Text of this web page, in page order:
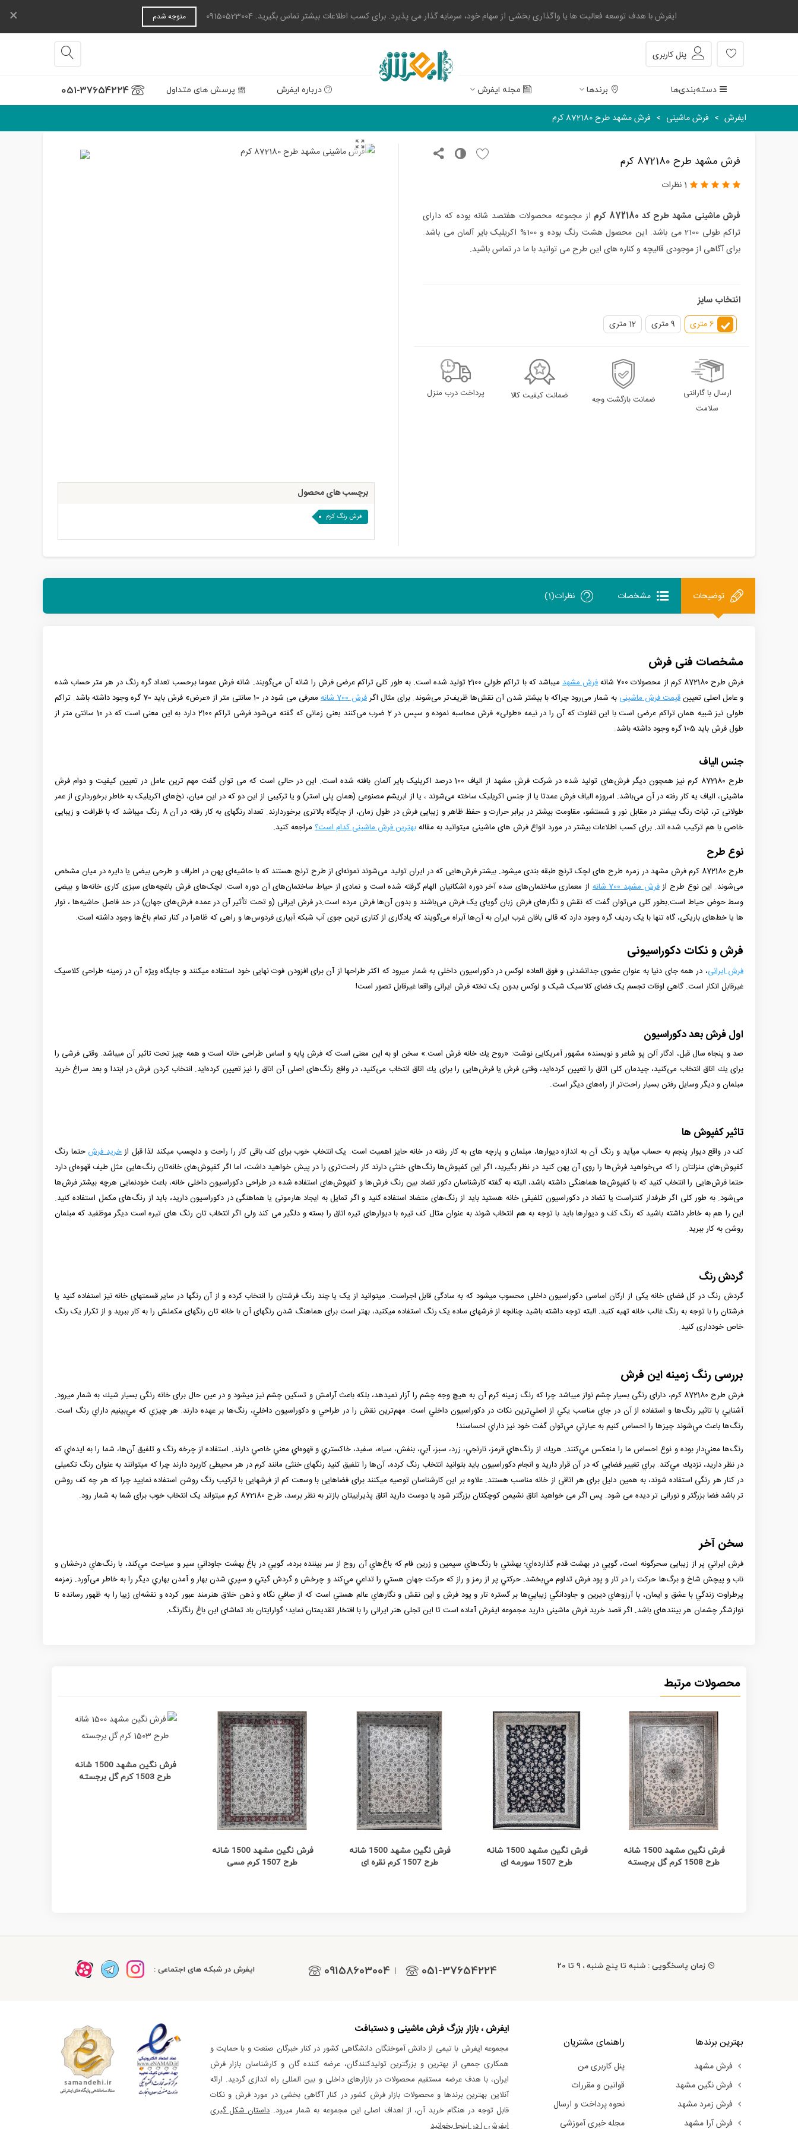
ایفرش با هدف توسعه فعالیت ها یا واگذاری بخشی از سهام خود، سرمایه گذار می پذیرد. برای کسب اطلاعات بیشتر تماس بگیرید. 09150523004 متوجه شدم ×
پنل کاربری
دسته‌بندی‌ها برندها مجله ایفرش درباره ایفرش پرسش های متداول 051-37654224
ایفرش > فرش ماشینی > فرش مشهد طرح 872180 کرم
برچسب های محصول
فرش رنگ کرم
فرش مشهد طرح 872180 کرم
1 نظرات
فرش ماشینی مشهد طرح کد 872180 کرم
از مجموعه محصولات هفتصد شانه بوده که دارای
تراکم طولی 2100 می باشد. این محصول هشت رنگ بوده و 100% اکریلیک بایر آلمان می باشد.
برای آگاهی از موجودی قالیچه و کناره های این طرح می توانید با ما در تماس باشید.
انتخاب سایز
6 متری 9 متری 12 متری
ارسال با گارانتی
سلامت
ضمانت بازگشت وجه ضمانت کیفیت کالا پرداخت درب منزل
توضیحات مشخصات نظرات(1)
مشخصات فنی فرش
فرش طرح 872180 کرم از محصولات 700 شانه فرش مشهدمی­باشد که با تراکم طولی 2100 تولید شده است.
به طور کلی تراکم عرضی فرش را شانه آن می‌گویند. شانه فرش عموما برحسب تعداد گره رنگ در هر متر حساب شده
و عامل اصلی تعیینقیمت فرش ماشینی به شمار می‌رود چراکه با بیشتر شدن آن نقش‌ها ظریف‌تر می‌شوند. برای مثال اگرفرش 700 شانه معرفی می شود در 10 سانتی متر از «عرض» فرش باید 70 گره وجود داشته باشد.
تراکم
طولی نیز شبیه همان تراکم عرضی است با این تفاوت که آن را در نیمه «طولی» فرش محاسبه نموده و سپس در 2 ضرب می‌کنند
یعنی زمانی که گفته می‌شود فرشی تراکم 2100 دارد به این معنی است که در 10 سانتی متر از
طول فرش باید 105 گره وجود داشته باشد.
جنس الیاف
طرح 872180 کرم
نیز همچون دیگر فرش‌های تولید شده در شرکت فرش مشهد از الیاف 100 درصد اکریلیک بایر آلمان بافته شده است. این در حالی است که می توان گفت مهم ترین عامل در تعیین کیفیت و دوام فرش
ماشینی، الیاف یه کار رفته در آن می‌باشد. امروزه الیاف فرش عمدتا یا از جنس اکریلیک ساخته می‌شوند ، یا از ابریشم مصنوعی (همان پلی استر) و یا ترکیبی از این دو که در این میان، نخ‌های اکریلیک به خاطر برخورداری از عمر
طولانی تر، ثبات رنگ بیشتر در مقابل نور و شستشو، مقاومت بیشتر در برابر حرارت و حفظ ظاهر و زیبایی فرش در طول زمان، از جایگاه بالاتری برخوردارند. تعداد رنگ­­های به کار رفته در آن 8 رنگ می­باشد که با ظرافت و زیبایی
خاصی با هم ترکیب شده­ اند. برای کسب اطلاعات بیشتر در مورد انواع فرش های ماشینی میتوانید به مقالهبهترین فرش ماشینی کدام است؟ مراجعه کنید.
نوع طرح
طرح 872180 کرم فرش مشهد در زمره طرح های لچک ترنج طبقه بندی می­شود. بیشتر فرش‌هایی که در ایران تولید می‌شوند نمونه‌ای از طرح ترنج هستند که با حاشیه‌ای پهن در اطراف و طرحی بیضی یا دایره در میان مشخص
می‌شوند. این نوع طرح ازفرش مشهد 700 شانه
از معماری ساختمان‌های سده آخر دوره اشکانیان الهام گرفته شده است و نمادی از حیاط ساختمان‌های آن دوره است. لچک‌های فرش باغچه‌های سبزی کاری خانه‌ها و بیضی
وسط حوض حیاط است.بطور کلی می‌توان گفت که نقش و نگارهای فرش زبان گویای یک فرش می‌باشند و بدون آن‌ها فرش مرده است.در فرش ایرانی (و تحت تأثیر آن در عمده فرش‌های جهان) در حد فاصل حاشیه‌ها ، نوار
ها یا خط‌های باریکی، ‌گاه تنها با یک ردیف گره وجود دارد که قالی بافان غرب ایران به آن‌ها آبراه می‌گویند که یادگاری از کناری ترین جوی آب شبکه‌ آبیاری فردوس‌ها و راهی که ظاهرا در کنار تمام باغ‌ها وجود داشته است.
فرش و نکات دکوراسیونی
فرش ایرانی، در همه جای دنیا به عنوان عضوی جدانشدنی و فوق العاده لوکس در دکوراسیون داخلی به شمار میرود که اکثر طراح­ها از آن برای افزودن فوت نهایی خود استفاده می­کنند و جایگاه ویژه آن در زمینه طراحی کلاسیک
غیرقابل انکار است. گاهی اوقات تجسم یک فضای کلاسیک شیک و لوکس بدون یک تخته فرش ایرانی واقعا غیرقابل تصور است!
اول فرش بعد دکوراسیون
صد و پنجاه سال قبل، ادگار آلن پو شاعر و نویسنده مشهور آمریکایی نوشت: «روح یك خانه فرش است.» سخن او به این معنی است كه فرش پایه و اساس طراحی خانه است و همه چیز تحت تاثیر آن می­باشد. وقتی فرشی را
برای یك اتاق انتخاب می‌كنید، چیدمان كلی اتاق را تعیین كرده‌اید، وقتی فرش یا فرش‌هایی را برای یك اتاق انتخاب می‌كنید، در واقع رنگ‌های اصلی آن اتاق را نیز تعیین كرده‌اید. انتخاب کردن فرش در ابتدا و بعد سراغ خرید
مبلمان و دیگر وسایل رفتن بسیار راحت‌تر از راه‌های دیگر است.
تاثیر کفپوش ها
کف در واقع دیوار پنجم به حساب می­آید و رنگ آن به اندازه دیوارها، مبلمان و پارچه­ های به کار رفته در خانه حایز اهمیت است. یک انتخاب خوب برای کف باقی کار را راحت و دلچسب می­کند لذا قبل ازخرید فرش حتما رنگ
کفپوش‌های منزلتان را که می‌خواهید فرش‌ها را روی آن پهن کنید در نظر بگیرید، اگر این کفپوش‌ها رنگ‌های خنثی دارند کار راحت‌تری را در پیش خواهید داشت، اما اگر کفپوش‌های خانه‌تان رنگ‌هایی مثل طیف قهوه‌ای دارد
حتما فرش‌هایی را انتخاب کنید که با کفپوش‌ها هماهنگی داشته باشد، البته به گفته کارشناسان دکور تضاد بین رنگ فرش‌ها و کفپوش‌های استفاده شده در طراحی دکوراسیون داخلی خانه، باعث خودنمایی هرچه بیشتر فرش‌ها
می‌شود. به طور کلی اگر طرفدار کنتراست یا تضاد در دکوراسیون تلفیقی خانه هستید باید از رنگ‌های متضاد استفاده کنید و اگر تمایل به ایجاد هارمونی یا هماهنگی در دکوراسیون دارید، باید از رنگ‌های مکمل استفاده کنید.
این را هم به خاطر داشته باشید که رنگ کف و دیوارها باید با توجه به هم انتخاب شوند به عنوان مثال کف تیره با دیوارهای تیره اتاق را بسته و دلگیر می کند ولی اگر انتخاب تان رنگ های تیره است دیگر موظفید که مبلمان
روشن به کار ببرید.
گردش رنگ
گردش رنگ در کل فضای خانه یکی از ارکان اساسی دکوراسیون داخلی محسوب می­شود که به سادگی قابل اجراست. می­توانید از یک یا چند رنگ فرش­تان را انتخاب کرده و از آن رنگ­ها در سایر قسمت­های خانه نیز استفاده کنید یا
فرشتان را با توجه به رنگ غالب خانه تهیه کنید. البته توجه داشته باشید چنانچه از فرش­های ساده یک رنگ استفاده می­کنید، بهتر است برای هماهنگ شدن رنگ­های آن با خانه­ تان رنگ­های مکملش را به کار ببرید و از تکرار یک رنگ
خاص خودداری کنید.
بررسی رنگ زمینه این فرش
فرش طرح 872180 کرم، دارای رنگی بسیار چشم نواز می­باشد چرا که رنگ زمینه کرم آن به هیچ وجه چشم را آزار نمی­دهد، بلكه باعث آرامش و تسكین چشم نیز می­شود و در عین حال برای خانه رنگی بسیار شیك به شمار می­رود.
آشنايي با تاثير رنگ‌ها و استفاده از آن‌ در جاي مناسب يكي از اصلي‌ترين نكات در دكوراسيون داخلي است. مهم‌ترين نقش را در طراحي و دكوراسيون داخلي، رنگ‌ها بر عهده دارند. هر چيزي كه مي‌بينيم داراي رنگ است.
رنگ‌ها باعث مي‌شوند چيزها را احساس كنيم به عبارتي مي‌توان گفت خود نيز داراي احساسند!
رنگ‌ها معني‌دار بوده و نوع احساس ما را منعكس مي‌كنند. هريك از رنگ‌هاي قرمز، نارنجي، زرد، سبز، آبي، بنفش، سياه، سفيد، خاكستري و قهوه‌اي معني خاصي دارند. استفاده از چرخه رنگ و تلفيق آن‌ها، شما را به ايده‌اي كه
در نظر داريد، نزديك مي‌كند. براي تغيير فضايي كه در آن قرار داريد و انجام دكوراسيون بايد بتوانيد انتخاب رنگ كرده، آن‌ها را تلفيق كنيد رنگ­های خنثی مانند کرم در هر محیطی کاربرد دارند چرا که می­توانند به عنوان رنگ تکميلی
در کنار هر رنگی استفاده شوند، به همين دليل برای هر اتاقی از خانه مناسب هستند. علاوه بر این کارشناسان توصیه می­کنند برای فضاهایی با وسعت کم از فرش­هایی با ترکیب رنگ روشن استفاده نمایید چرا که هر چه کف روشن
تر باشد فضا بزرگتر و نورانی تر دیده می شود. پس اگر می خواهيد اتاق نشيمن کوچک­تان بزرگ­تر شود يا دوست داريد اتاق پذيرايی­تان بازتر به نظر برسد، طرح 872180 کرم می­تواند یک انتخاب خوب برای شما به شمار رود.
سخن آخر
فرش ايراني پر از زيبایی سحرگونه است، گويي در بهشت قدم گذارده‌اي؛ بهشتي با رنگ‌هاي سيمين و زرين فام كه باغ‌هاي آن روح از سر بيننده برده، ‌گويي در باغ بهشت جاوداني سير و سياحت مي‌كند، با رنگ‌هاي درخشان و
ناب و پیچش شاخ و برگ‌ها حركت را در تار و پود فرش تداوم مي‌بخشد. حركتي پر از رمز و راز كه حركت جهان هستي را تداعي مي‌كند و چرخش و گردش گيتي و سپري شدن بهار و آمدن بهاري ديگر را به خاطر می‌آورد. زمزمه
پرطراوت زندگي با عشق و ايمان، با آرزوهاي ديرين و جاودانگي زيبايي‌ها بر گستره تار و پود فرش و اين نقش و نگارهاي عالم هستي است كه از صافي نگاه و ذهن خلاق هنرمند عبور كرده و نقشه‌ای زیبا را به ظهور رسانده تا
نوازشگر چشمان هر بیننده­ای باشد. اگر قصد خرید فرش ماشینی دارید مجموعه ایفرش آماده است تا این تجلی هنر ایرانی را با افتخار تقدیمتان نماید؛ گوارایتان باد تماشای این باغ رنگارنگ.
محصولات مرتبط
فرش نگین مشهد 1500 شانه
طرح 1508 کرم گل برجسته
فرش نگین مشهد 1500 شانه
طرح 1507 سورمه ای
فرش نگین مشهد 1500 شانه
طرح 1507 کرم نقره ای
فرش نگین مشهد 1500 شانه
طرح 1507 کرم مسی
فرش نگین مشهد 1500 شانه
طرح 1503 کرم گل برجسته
زمان پاسخگویی : شنبه تا پنج شنبه ، 9 تا 20 051-37654224
|
09158603004 ایفرش در شبکه های اجتماعی :
بهترین برندها
فرش مشهد
فرش نگین مشهد
فرش زمرد مشهد
فرش آرا مشهد
راهنمای مشتریان
پنل کاربری من
قوانین و مقررات
نحوه پرداخت و ارسال
مجله خبری آموزشی
ایفرش ، بازار بزرگ فرش ماشینی و دستبافت
مجموعه ایفرش با تیمی از دانش آموختگان دانشگاهی کشور در کنار خبرگان صنعت و با حمایت و
همکاری جمعی از بهترین و بزرگترین تولیدکنندگان، عرضه کننده گان و کارشناسان بازار فرش
ایران، با هدف عرضه مستقیم محصولات در بازارهای داخلی و بین المللی راه اندازی گردید. ارائه
آنلاین بهترین برندها و محصولات بازار فرش کشور در کنار آگاهی بخشی در مورد فرش و نکات
قابل توجه در هنگام خرید آن، از اهداف اصلی این مجموعه به شمار میرود.داستان شکل گیری
ایفرش را در اینجا بخوانید